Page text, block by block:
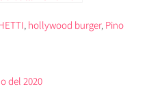
Enzo
, hollywood burger, Pino
del 2020